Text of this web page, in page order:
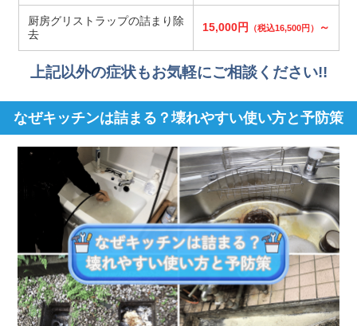
厨房グリストラップの詰まり除
去
15,000円 （税込16,500円） ～
上記以外の症状もお気軽にご相談ください!!
なぜキッチンは詰まる？壊れやすい使い方と予防策